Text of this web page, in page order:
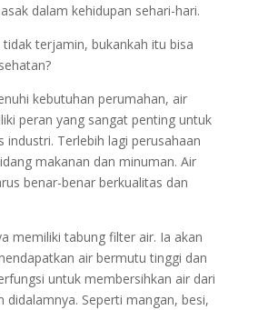
dalam kehidupan sehari-hari.
tidak terjamin, bukankah itu bisa
kebutuhan perumahan, air
peran yang sangat penting untuk
industri. Terlebih lagi perusahaan
makanan dan minuman. Air
benar-benar berkualitas dan
memiliki tabung filter air. Ia akan
air bermutu tinggi dan
untuk membersihkan air dari
didalamnya. Seperti mangan, besi,